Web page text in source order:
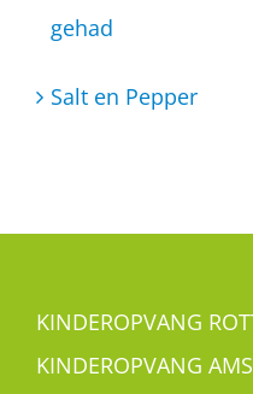
gehad
Salt en Pepper
KINDEROPVANG
KINDEROPVANG